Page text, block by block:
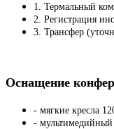
1. Термальный
2. Регистрация
3. Трансфер
Оснащение
- мягкие кресла
- мультимедийный